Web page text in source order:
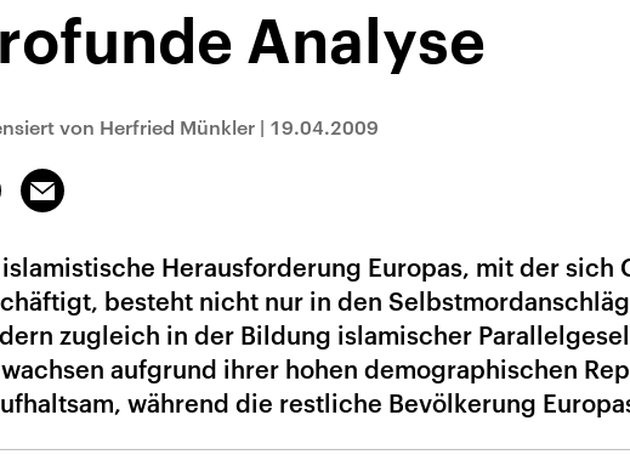
Analyse
von Herfried Münkler | 19.04.2009
teilen
Email
Herausforderung Europas, mit der sich
besteht nicht nur in den
zugleich in der Bildung islamischer
aufgrund ihrer hohen demographischen
während die restliche Bevölkerung